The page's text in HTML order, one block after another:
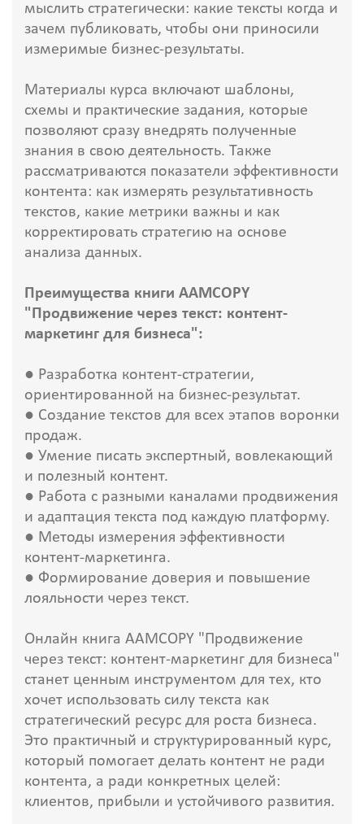
мыслить стратегически: какие тексты когда и
зачем публиковать, чтобы они приносили
измеримые бизнес-результаты.
Материалы курса включают шаблоны,
схемы и практические задания, которые
позволяют сразу внедрять полученные
знания в свою деятельность. Также
рассматриваются показатели эффективности
контента: как измерять результативность
текстов, какие метрики важны и как
корректировать стратегию на основе
анализа данных.
Преимущества книги AAMCOPY
"Продвижение через текст: контент-
маркетинг для бизнеса":
● Разработка контент-стратегии,
ориентированной на бизнес-результат.
● Создание текстов для всех этапов воронки
продаж.
● Умение писать экспертный, вовлекающий
и полезный контент.
● Работа с разными каналами продвижения
и адаптация текста под каждую платформу.
● Методы измерения эффективности
контент-маркетинга.
● Формирование доверия и повышение
лояльности через текст.
Онлайн книга AAMCOPY "Продвижение
через текст: контент-маркетинг для бизнеса"
станет ценным инструментом для тех, кто
хочет использовать силу текста как
стратегический ресурс для роста бизнеса.
Это практичный и структурированный курс,
который помогает делать контент не ради
контента, а ради конкретных целей:
клиентов, прибыли и устойчивого развития.